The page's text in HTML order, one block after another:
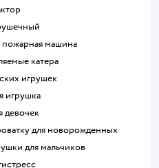
пожарная машина
катера
игрушек
игрушка
девочек
для новорожденных
для мальчиков